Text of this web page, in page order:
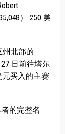
） 250 美
州北部的
日前往塔尔
元买入的主赛
者的完整名